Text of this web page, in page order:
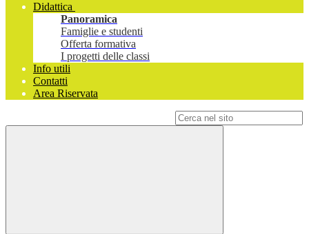
Didattica
Panoramica
Famiglie e studenti
Offerta formativa
I progetti delle classi
Info utili
Contatti
Area Riservata